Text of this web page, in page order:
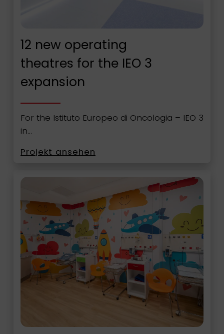
12 new operating
theatres for the IEO 3
expansion
For the Istituto Europeo di Oncologia – IEO 3
in…
Projekt ansehen